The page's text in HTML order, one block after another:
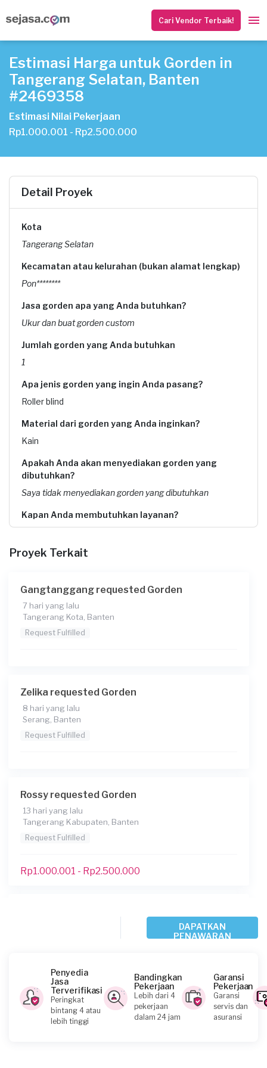
Cari Vendor Terbaik!
Estimasi Harga untuk Gorden in
Tangerang Selatan, Banten
#2469358
Estimasi Nilai Pekerjaan
Rp1.000.001 - Rp2.500.000
Detail Proyek
Kota
Tangerang Selatan
Kecamatan atau kelurahan (bukan alamat lengkap)
Pon********
Jasa gorden apa yang Anda butuhkan?
Ukur dan buat gorden custom
Jumlah gorden yang Anda butuhkan
1
Apa jenis gorden yang ingin Anda pasang?
Roller blind
Material dari gorden yang Anda inginkan?
Kain
Apakah Anda akan menyediakan gorden yang
dibutuhkan?
Saya tidak menyediakan gorden yang dibutuhkan
Kapan Anda membutuhkan layanan?
Informasi tambahan
Rp1.000.001 - Rp2.500.000
Konsumen ini menggunakan
Proyek Terkait
Gangtanggang requested Gorden
7 hari yang lalu
Tangerang Kota, Banten
Request Fulfilled
Zelika requested Gorden
8 hari yang lalu
Serang, Banten
Request Fulfilled
Rossy requested Gorden
13 hari yang lalu
Tangerang Kabupaten, Banten
Request Fulfilled
Rp1.000.001 - Rp2.500.000
Tangerang Kabupaten, Banten
Kurang dari Rp1.000.000
Jeniver requested Gorden
DAPATKAN
PENAWARAN
Penyedia
Jasa
Terverifikasi
Peringkat
bintang 4 atau
lebih tinggi
Bandingkan
Pekerjaan
Lebih dari 4
pekerjaan
dalam 24 jam
Garansi
Pekerjaan
Garansi
servis dan
asuransi